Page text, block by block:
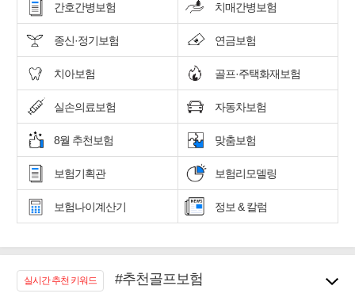
간호간병보험 치매간병보험
종신·정기보험 연금보험
치아보험 골프·주택화재보험
실손의료보험 자동차보험
8월 추천보험 맞춤보험
보험기획관 보험리모델링
보험나이계산기 정보 & 칼럼
실시간 추천 키워드
#추천골프보험